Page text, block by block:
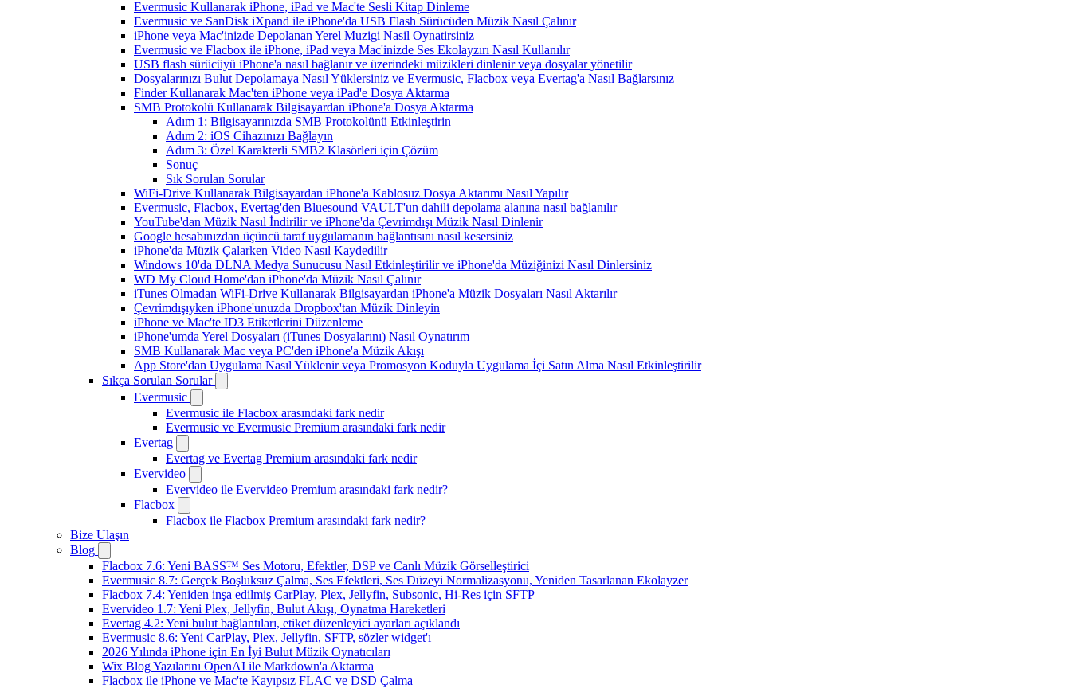
Evermusic Kullanarak iPhone, iPad ve Mac'te Sesli Kitap Dinleme
Evermusic ve SanDisk iXpand ile iPhone'da USB Flash Sürücüden Müzik Nasıl Çalınır
iPhone veya Mac'inizde Depolanan Yerel Muzigi Nasil Oynatirsiniz
Evermusic ve Flacbox ile iPhone, iPad veya Mac'inizde Ses Ekolayzırı Nasıl Kullanılır
USB flash sürücüyü iPhone'a nasıl bağlanır ve üzerindeki müzikleri dinlenir veya dosyalar yönetilir
Dosyalarınızı Bulut Depolamaya Nasıl Yüklersiniz ve Evermusic, Flacbox veya Evertag'a Nasıl Bağlarsınız
Finder Kullanarak Mac'ten iPhone veya iPad'e Dosya Aktarma
SMB Protokolü Kullanarak Bilgisayardan iPhone'a Dosya Aktarma
Adım 1: Bilgisayarınızda SMB Protokolünü Etkinleştirin
Adım 2: iOS Cihazınızı Bağlayın
Adım 3: Özel Karakterli SMB2 Klasörleri için Çözüm
Sonuç
Sık Sorulan Sorular
WiFi-Drive Kullanarak Bilgisayardan iPhone'a Kablosuz Dosya Aktarımı Nasıl Yapılır
Evermusic, Flacbox, Evertag'den Bluesound VAULT'un dahili depolama alanına nasıl bağlanılır
YouTube'dan Müzik Nasıl İndirilir ve iPhone'da Çevrimdışı Müzik Nasıl Dinlenir
Google hesabınızdan üçüncü taraf uygulamanın bağlantısını nasıl kesersiniz
iPhone'da Müzik Çalarken Video Nasıl Kaydedilir
Windows 10'da DLNA Medya Sunucusu Nasıl Etkinleştirilir ve iPhone'da Müziğinizi Nasıl Dinlersiniz
WD My Cloud Home'dan iPhone'da Müzik Nasıl Çalınır
iTunes Olmadan WiFi-Drive Kullanarak Bilgisayardan iPhone'a Müzik Dosyaları Nasıl Aktarılır
Çevrimdışıyken iPhone'unuzda Dropbox'tan Müzik Dinleyin
iPhone ve Mac'te ID3 Etiketlerini Düzenleme
iPhone'umda Yerel Dosyaları (iTunes Dosyalarını) Nasıl Oynatırım
SMB Kullanarak Mac veya PC'den iPhone'a Müzik Akışı
App Store'dan Uygulama Nasıl Yüklenir veya Promosyon Koduyla Uygulama İçi Satın Alma Nasıl Etkinleştirilir
Sıkça Sorulan Sorular
Evermusic
Evermusic ile Flacbox arasındaki fark nedir
Evermusic ve Evermusic Premium arasındaki fark nedir
Evertag
Evertag ve Evertag Premium arasındaki fark nedir
Evervideo
Evervideo ile Evervideo Premium arasındaki fark nedir?
Flacbox
Flacbox ile Flacbox Premium arasındaki fark nedir?
Bize Ulaşın
Blog
Flacbox 7.6: Yeni BASS™ Ses Motoru, Efektler, DSP ve Canlı Müzik Görselleştirici
Evermusic 8.7: Gerçek Boşluksuz Çalma, Ses Efektleri, Ses Düzeyi Normalizasyonu, Yeniden Tasarlanan Ekolayzer
Flacbox 7.4: Yeniden inşa edilmiş CarPlay, Plex, Jellyfin, Subsonic, Hi-Res için SFTP
Evervideo 1.7: Yeni Plex, Jellyfin, Bulut Akışı, Oynatma Hareketleri
Evertag 4.2: Yeni bulut bağlantıları, etiket düzenleyici ayarları açıklandı
Evermusic 8.6: Yeni CarPlay, Plex, Jellyfin, SFTP, sözler widget'ı
2026 Yılında iPhone için En İyi Bulut Müzik Oynatıcıları
Wix Blog Yazılarını OpenAI ile Markdown'a Aktarma
Flacbox ile iPhone ve Mac'te Kayıpsız FLAC ve DSD Çalma